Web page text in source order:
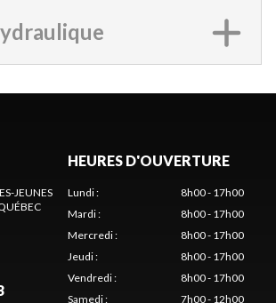
JEUNES
HEURES D'OUVERTURE
Lundi:
8h00 - 17h00
Mardi:
8h00 - 17h00
Mercredi:
8h00 - 17h00
Jeudi:
8h00 - 17h00
Vendredi:
8h00 - 17h00
Samedi: 7h00 - 12h00